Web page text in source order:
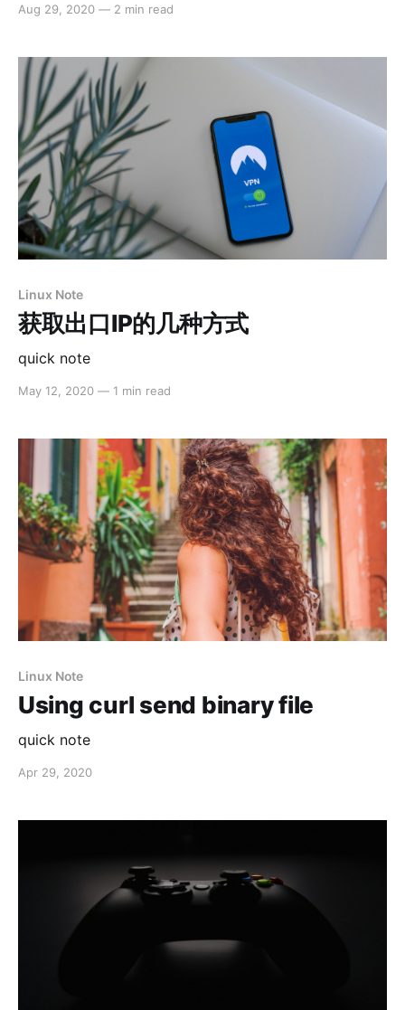
Aug 29, 2020 — 2 min read
Linux Note
获取出口IP的几种方式
quick note
May 12, 2020 — 1 min read
Linux Note
Using curl send binary file
quick note
Apr 29, 2020